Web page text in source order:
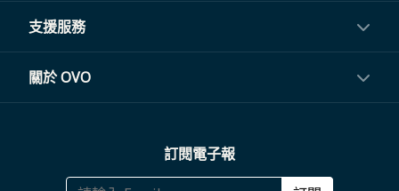
閨蜜機與電視
電視盒與周邊
影音訂閱
支援服務
常見問題
關於 OVO
商務合作
訂閱電子報